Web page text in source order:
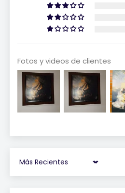
Fotos y videos de clientes
Sort by